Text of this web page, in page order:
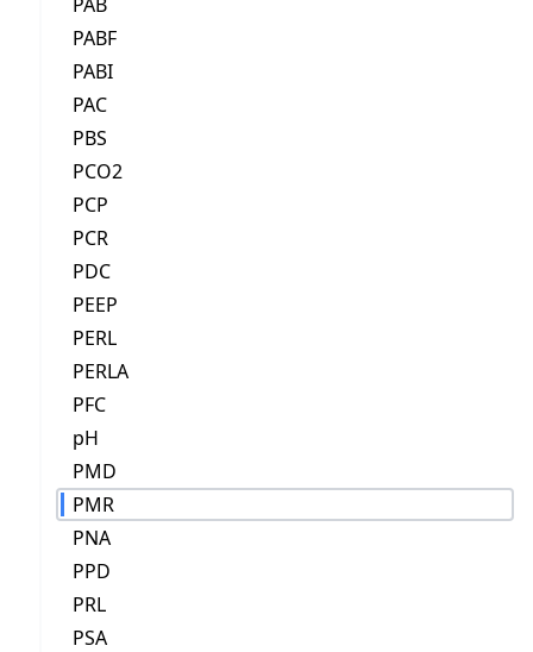
PABF
PABI
PAC
PBS
PCO2
PCP
PCR
PDC
PEEP
PERL
PERLA
PFC
pH
PMD
PMR
PNA
PPD
PRL
PSA